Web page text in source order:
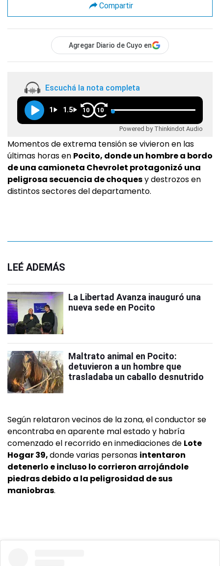
Compartir
Agregar Diario de Cuyo en
Escuchá la nota completa
1 1.5 10 10
Powered by Thinkindot Audio
Momentos de extrema tensión se vivieron en las
últimas horas en Pocito, donde un hombre a bordo
de una camioneta Chevrolet protagonizó una
peligrosa secuencia de choquesy destrozos en
distintos sectores del departamento.
LEÉ ADEMÁS
La Libertad Avanza inauguró una
nueva sede en Pocito
Maltrato animal en Pocito:
detuvieron a un hombre que
trasladaba un caballo desnutrido
Según relataron vecinos de la zona, el conductor se
encontraba en aparente mal estado y habría
comenzado el recorrido en inmediaciones de Lote
Hogar 39,donde varias personas intentaron
detenerlo e incluso lo corrieron arrojándole
piedras debido a la peligrosidad de sus
maniobras.